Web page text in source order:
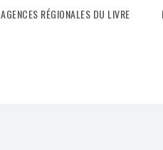
AGENCES RÉGIONALES DU LIVRE